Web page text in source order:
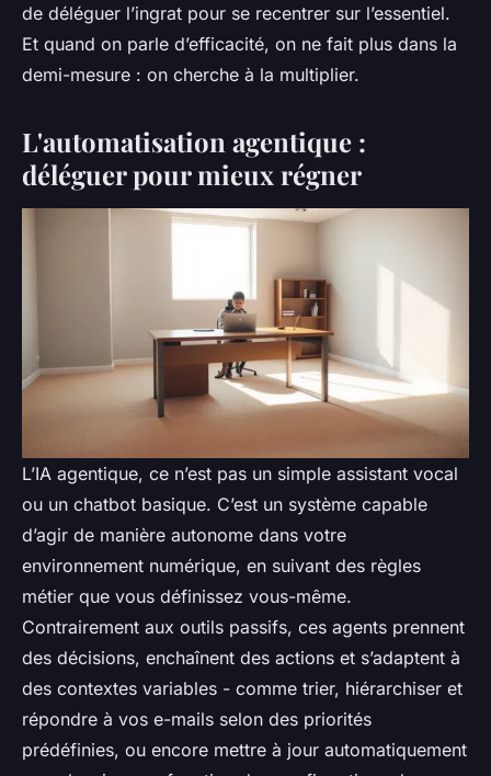
de déléguer l’ingrat pour se recentrer sur l’essentiel.
Et quand on parle d’efficacité, on ne fait plus dans la
demi-mesure : on cherche à la multiplier.
L'automatisation agentique :
déléguer pour mieux régner
L’IA agentique, ce n’est pas un simple assistant vocal
ou un chatbot basique. C’est un système capable
d’agir de manière autonome dans votre
environnement numérique, en suivant des règles
métier que vous définissez vous-même.
Contrairement aux outils passifs, ces agents prennent
des décisions, enchaînent des actions et s’adaptent à
des contextes variables - comme trier, hiérarchiser et
répondre à vos e-mails selon des priorités
prédéfinies, ou encore mettre à jour automatiquement